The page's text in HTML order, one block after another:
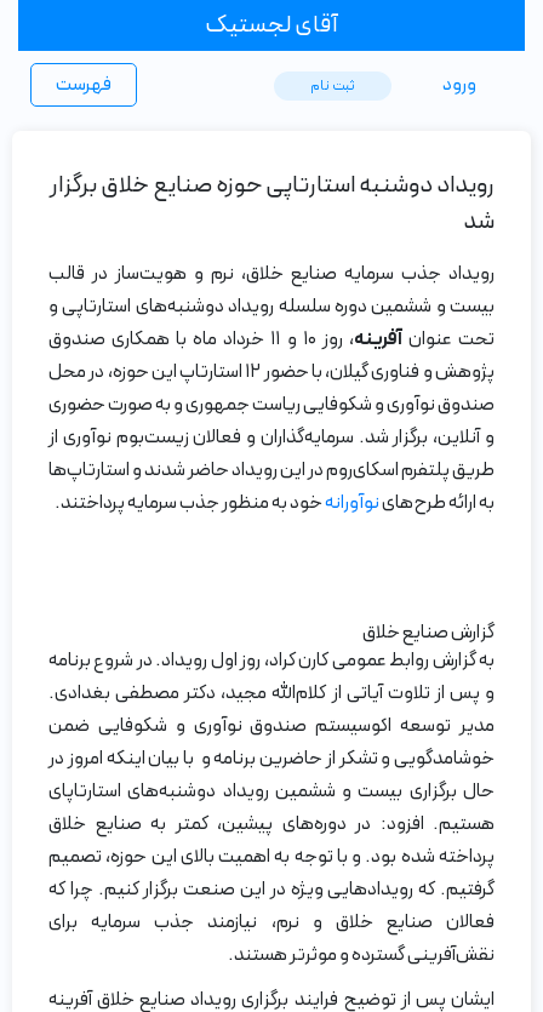
آقای لجستیک
فهرست ورود ثبت ‌نام
رویداد دوشنبه استارتاپی حوزه صنایع خلاق برگزار
شد
رویداد جذب سرمایه صنایع خلاق، نرم و هویت‌ساز در قالب
بیست و ششمین دوره سلسله رویداد دوشنبه‌های استارتاپی و
تحت عنوانآفرینه
، روز ۱۰ و ۱۱ خرداد ماه با همکاری صندوق
پژوهش و فناوری گیلان، با حضور ۱۲ استارتاپ این حوزه، در محل
صندوق نوآوری و شکوفایی ریاست جمهوری و به صورت حضوری
و آنلاین، برگزار شد. سرمایه‌گذاران و فعالان زیست‌بوم نوآوری از
طریق پلتفرم اسکای‌روم در این رویداد حاضر شدند و استارتاپ‌ها
به ارائه طرح‌هاینوآورانهخود به منظور جذب سرمایه پرداختند.
گزارش صنایع خلاق
به گزارش روابط عمومی کارن کراد، روز اول رویداد. در شروع برنامه
و پس از تلاوت آیاتی از کلام‌الله مجید، دکتر مصطفی بغدادی.
مدیر توسعه اکوسیستم صندوق نوآوری و شکوفایی ضمن
خوشامدگویی و تشکر از حاضرین برنامه و با بیان اینکه امروز در
حال برگزاری بیست و ششمین رویداد دوشنبه‌های استارتاپای
هستیم. افزود: در دوره‌های پیشین، کمتر به صنایع خلاق
پرداخته شده بود. و با توجه به اهمیت بالای این حوزه، تصمیم
گرفتیم. که رویدادهایی ویژه در این صنعت برگزار کنیم. چرا که
فعالان صنایع خلاق و نرم، نیازمند جذب سرمایه برای
نقش‌آفرینی گسترده و موثرتر هستند.
ایشان پس از توضیح فرایند برگزاری رویداد صنایع خلاق آفرینه